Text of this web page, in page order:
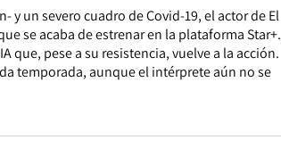
y un severo cuadro de Covid-19, el actor de El
se acaba de estrenar en la plataforma Star+.
que, pese a su resistencia, vuelve a la acción.
temporada, aunque el intérprete aún no se